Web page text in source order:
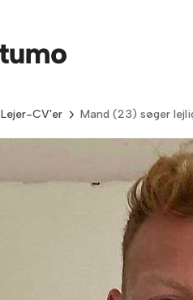
Lejer-CV'er Mand (23) søger